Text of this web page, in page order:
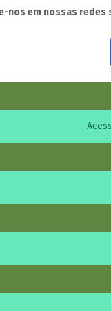
nos em nossas